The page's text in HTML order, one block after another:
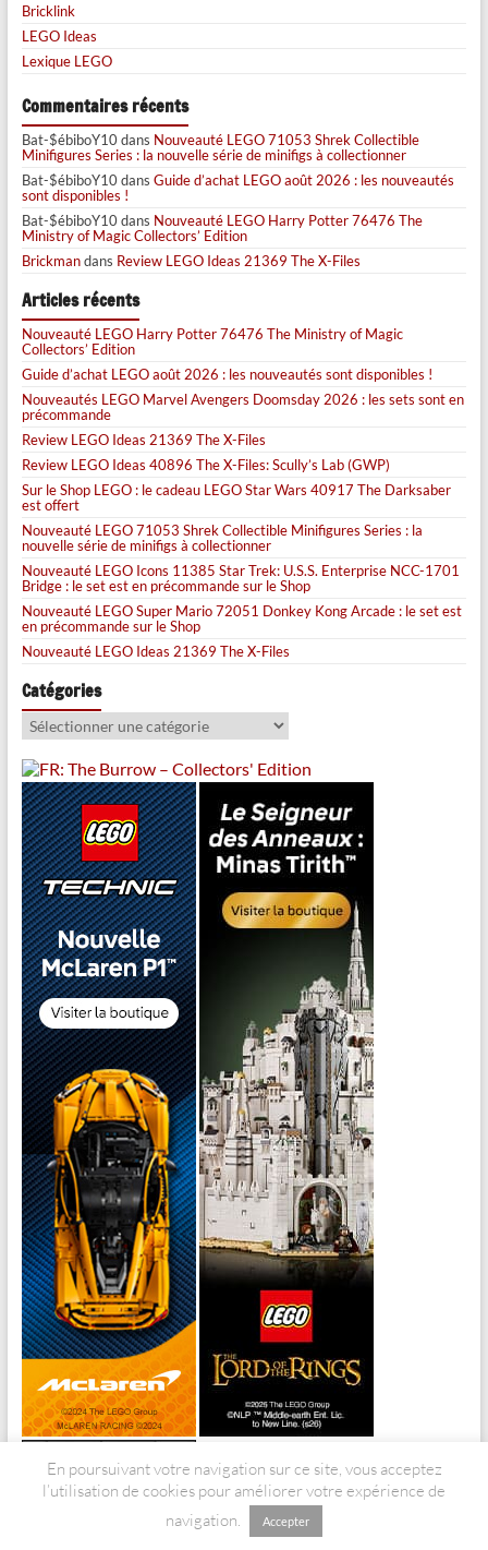
Bricklink
LEGO Ideas
Lexique LEGO
Commentaires récents
Bat-$ébiboY10dans Nouveauté LEGO 71053 Shrek Collectible
Minifigures Series : la nouvelle série de minifigs à collectionner
Bat-$ébiboY10dans Guide d’achat LEGO août 2026 : les nouveautés
sont disponibles !
Bat-$ébiboY10dans Nouveauté LEGO Harry Potter 76476 The
Ministry of Magic Collectors’ Edition
Brickmandans Review LEGO Ideas 21369 The X-Files
Articles récents
Nouveauté LEGO Harry Potter 76476 The Ministry of Magic
Collectors’ Edition
Guide d’achat LEGO août 2026 : les nouveautés sont disponibles !
Nouveautés LEGO Marvel Avengers Doomsday 2026 : les sets sont en
précommande
Review LEGO Ideas 21369 The X-Files
Review LEGO Ideas 40896 The X-Files: Scully’s Lab (GWP)
Sur le Shop LEGO : le cadeau LEGO Star Wars 40917 The Darksaber
est offert
Nouveauté LEGO 71053 Shrek Collectible Minifigures Series : la
nouvelle série de minifigs à collectionner
Nouveauté LEGO Icons 11385 Star Trek: U.S.S. Enterprise NCC-1701
Bridge : le set est en précommande sur le Shop
Nouveauté LEGO Super Mario 72051 Donkey Kong Arcade : le set est
en précommande sur le Shop
Nouveauté LEGO Ideas 21369 The X-Files
Catégories
Catégories